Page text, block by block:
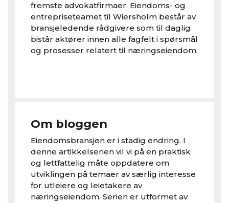
fremste advokatfirmaer. Eiendoms- og
entrepriseteamet til Wiersholm består av
bransjeledende rådgivere som til daglig
bistår aktører innen alle fagfelt i spørsmål
og prosesser relatert til næringseiendom.
Om bloggen
Eiendomsbransjen er i stadig endring. I
denne artikkelserien vil vi på en praktisk
og lettfattelig måte oppdatere om
utviklingen på temaer av særlig interesse
for utleiere og leietakere av
næringseiendom. Serien er utformet av